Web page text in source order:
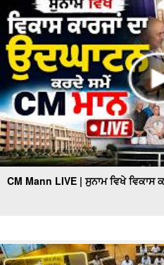
CM Mann LIVE | ਸੁਨਾਮ ਵਿਖੇ ਵਿਕਾਸ